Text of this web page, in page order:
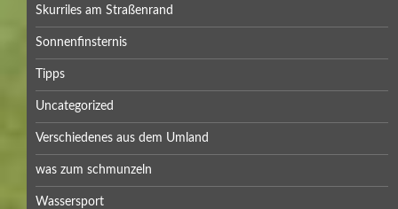
Skurriles am Straßenrand
Sonnenfinsternis
Tipps
Uncategorized
Verschiedenes aus dem Umland
was zum schmunzeln
Wassersport